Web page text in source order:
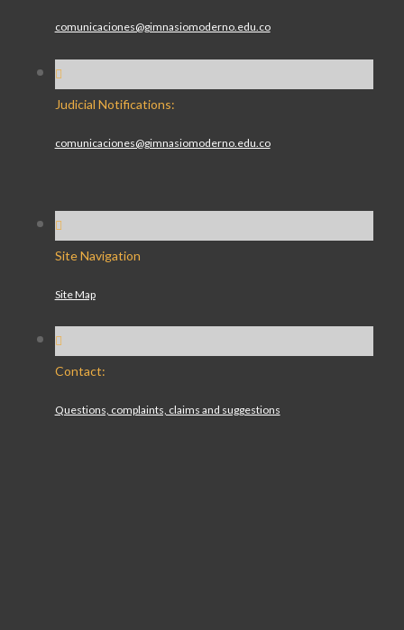
comunicaciones@gimnasiomoderno.edu.co
Judicial Notifications:
comunicaciones@gimnasiomoderno.edu.co
Site Navigation
Site Map
Contact:
Questions, complaints, claims and suggestions